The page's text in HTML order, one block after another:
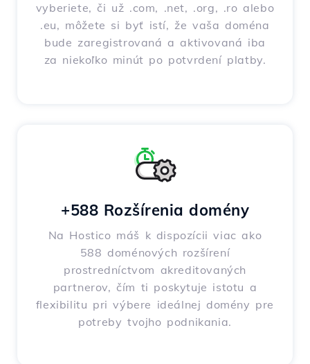
vyberiete, či už .com, .net, .org, .ro alebo
.eu, môžete si byť istí, že vaša doména
bude zaregistrovaná a aktivovaná iba
za niekoľko minút po potvrdení platby.
+588 Rozšírenia domény
Na Hostico máš k dispozícii viac ako
588 doménových rozšírení
prostredníctvom akreditovaných
partnerov, čím ti poskytuje istotu a
flexibilitu pri výbere ideálnej domény pre
potreby tvojho podnikania.